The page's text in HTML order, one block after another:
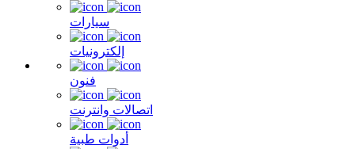
سيارات
إلكترونيات
فنون
اتصالات وانترنت
أدوات طبية